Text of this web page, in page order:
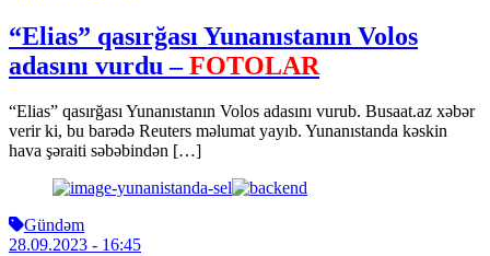
“Elias” qasırğası Yunanıstanın Volos
adasını vurdu –FOTOLAR
“Elias” qasırğası Yunanıstanın Volos adasını vurub. Busaat.az xəbər
verir ki, bu barədə Reuters məlumat yayıb. Yunanıstanda kəskin
hava şəraiti səbəbindən […]
Gündəm
28.09.2023 - 16:45